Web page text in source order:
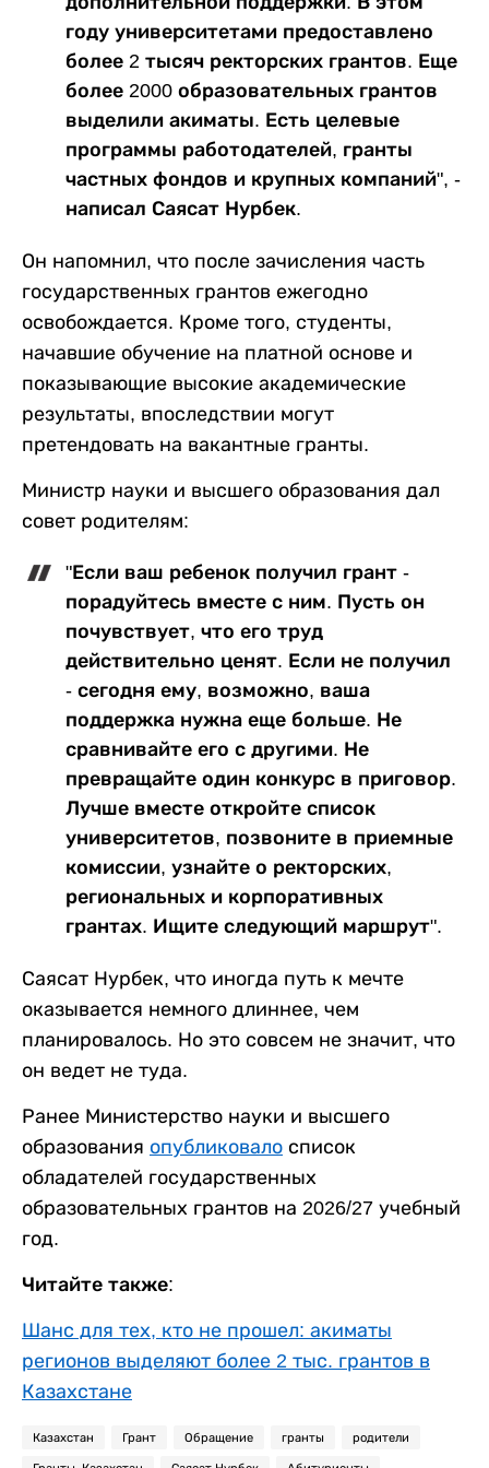
году университетами предоставлено
более 2 тысяч ректорских грантов. Еще
более 2000 образовательных грантов
выделили акиматы. Есть целевые
программы работодателей, гранты
частных фондов и крупных компаний", -
написал Саясат Нурбек.
Он напомнил, что после зачисления часть
государственных грантов ежегодно
освобождается. Кроме того, студенты,
начавшие обучение на платной основе и
показывающие высокие академические
результаты, впоследствии могут
претендовать на вакантные гранты.
Министр науки и высшего образования дал
совет родителям:
"Если ваш ребенок получил грант -
порадуйтесь вместе с ним. Пусть он
почувствует, что его труд
действительно ценят. Если не получил
- сегодня ему, возможно, ваша
поддержка нужна еще больше. Не
сравнивайте его с другими. Не
превращайте один конкурс в приговор.
Лучше вместе откройте список
университетов, позвоните в приемные
комиссии, узнайте о ректорских,
региональных и корпоративных
грантах. Ищите следующий маршрут".
Саясат Нурбек, что иногда путь к мечте
оказывается немного длиннее, чем
планировалось. Но это совсем не значит, что
он ведет не туда.
Ранее Министерство науки и высшего
образования опубликовало список
обладателей государственных
образовательных грантов на 2026/27 учебный
год.
Читайте также:
Шанс для тех, кто не прошел: акиматы
регионов выделяют более 2 тыс. грантов в
Казахстане
Казахстан Грант Обращение гранты родители